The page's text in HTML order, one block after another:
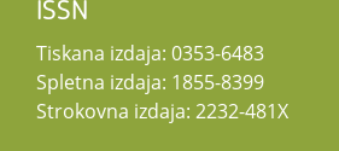
ISSN
Tiskana izdaja: 0353-6483
Spletna izdaja: 1855-8399
Strokovna izdaja: 2232-481X